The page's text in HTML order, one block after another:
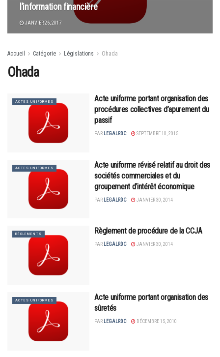
l’information financière
JANVIER 26, 2017
Accueil Catégorie Législations Ohada
Ohada
ACTES UNIFORMES
Acte uniforme portant organisation des
procédures collectives d’apurement du
passif
PAR LEGALRDC SEPTEMBRE 10, 2015
ACTES UNIFORMES
Acte uniforme révisé relatif au droit des
sociétés commerciales et du
groupement d’intérêt économique
PAR LEGALRDC JANVIER 30, 2014
RÈGLEMENTS Règlement de procédure de la CCJA
PAR LEGALRDC JANVIER 30, 2014
ACTES UNIFORMES
Acte uniforme portant organisation des
sûretés
PAR LEGALRDC DÉCEMBRE 15, 2010